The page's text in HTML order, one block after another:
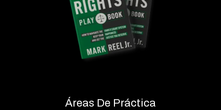
Áreas De Práctica